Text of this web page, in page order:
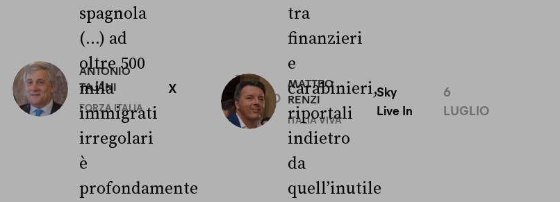
ANTONIO
TAJANI
FORZA ITALIA
spagnola
(...) ad
oltre 500
mila
immigrati
irregolari
è
profondamente
X
30
LUGLIO
MATTEO
RENZI
ITALIA VIVA
tra
finanzieri
e
carabinieri,
riportali
indietro
da
quell’inutile
Sky
Live In
6
LUGLIO